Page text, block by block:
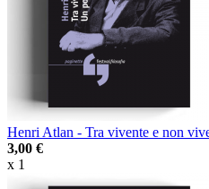
Henri Atlan - Tra vivente e non
3,00 €
x 1